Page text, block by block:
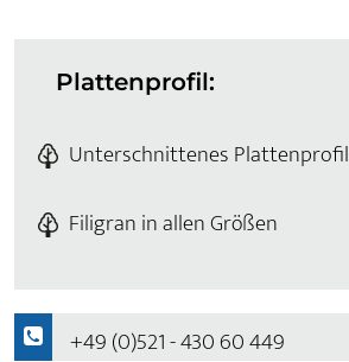
Plattenprofil:
Unterschnittenes Plattenprofil
Filigran in allen Größen
+49 (0)521 - 430 60 449